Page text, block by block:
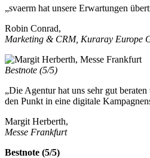
„svaerm hat unsere Erwartungen
Robin Conrad,
Marketing & CRM, Kuraray Europe
Bestnote (5/5)
„Die Agentur hat uns sehr gut
den Punkt in eine digitale
Margit Herberth,
Messe Frankfurt
Bestnote (5/5)